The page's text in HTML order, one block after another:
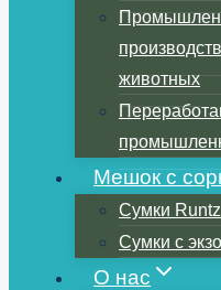
животных
Мешок с
Сумки Runtz
Сумки с
О нас